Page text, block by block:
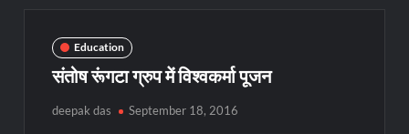
Education
संतोष रूंगटा ग्रुप में विश्वकर्मा पूजन
deepak das September 18, 2016